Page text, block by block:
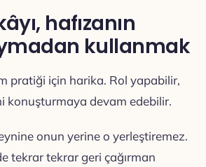
hafızanın
kullanmak
pratiği için harika. Rol yapabilir,
konuşturmaya devam edebilir.
onun yerine o yerleştiremez.
tekrar tekrar geri çağırman